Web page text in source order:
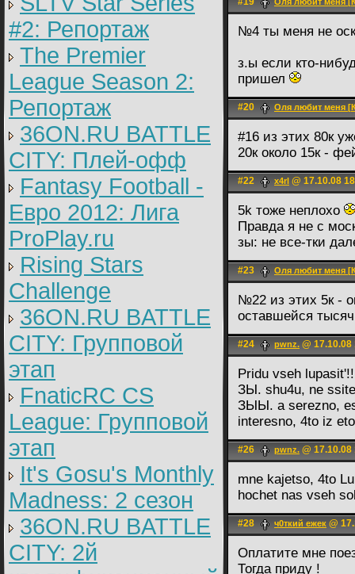
#2: Репортаж
The Premier
League Season 2:
Репортаж
36ON.RU BATTLE
CITY: Плей-офф
Fantasy Football -
Евро 2012: Лига
ProPlay.ru
Rising Stars
Challenge
36ON.RU BATTLE
CITY: Групповой
этап
FnaticRC CS
League: Групповой
этап
It's Gosu's Monthly
Madness: 2 сезон
36ON.RU BATTLE
CITY: 2й
№4 ты меня не
з.ы если кто-
пришел
#20 Оля любит меня
#16 из этих 80к
20к около 15к -
#22 x4rl @ 17.10.08
5k тоже неплохо
Правда я не с
зы: не все-тки
#23 Оля любит меня
№22 из этих 5к -
оставшейся
#24 pwnz. @ 17.10.08
Pridu vseh
ЗЫ. shu4u, ne ssite
ЗЫЫ. a serezno,
interesno, 4to iz
#26 pwnz. @ 17.10.08
mne kajetso, 4to
hochet nas vseh
#28 ч0ткий ежек @
Оплатите мне
Тогда приду !